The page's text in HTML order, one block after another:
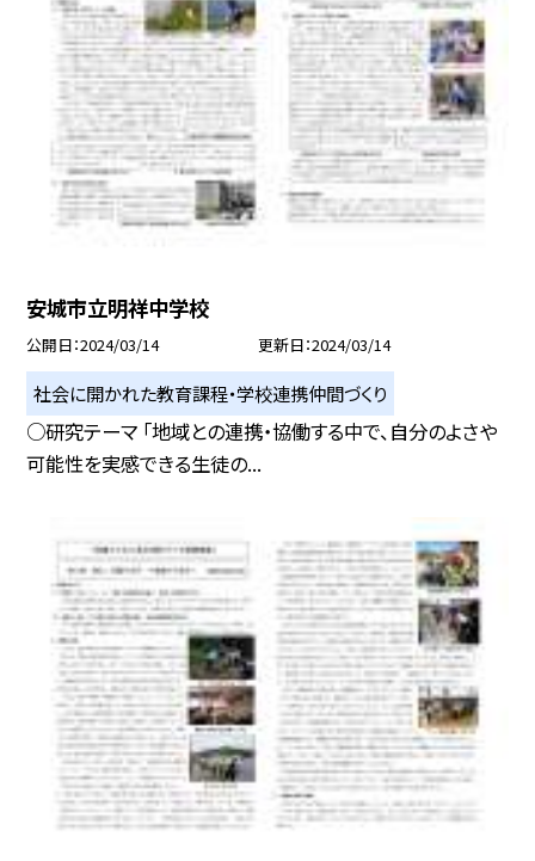
安城市立明祥中学校
公開日 2024/03/14 更新日 2024/03/14
社会に開かれた教育課程・学校連携仲間づくり
○研究テーマ 「地域との連携・協働する中で、自分のよさや
可能性を実感できる生徒の...